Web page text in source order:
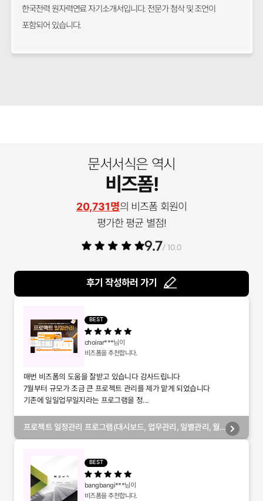
한국전력 원자력연료 자기소개서입니다. 전문가 첨삭 및 조언이
포함되어 있습니다.
문서서식은 역시
비즈폼!
20,731명의 비즈폼 회원이
평가한 평균 별점!
9.7/ 10.0
후기 작성하러 가기
BEST
choirar***님이
비즈폼을 추천합니다.
매번 비즈폼의 도움을 잘받고 있습니다 감사드립니다
7월부터 규모가 조금 큰 프로젝트 관리를 제가 맡게 되었습니다
기존에 일일업무일지라는 프로그램을 정...
프로젝트 일정관리 프로그램(대시보드, 업무관리, 일별관리, 월
BEST
bangbangi***님이
비즈폼을 추천합니다.